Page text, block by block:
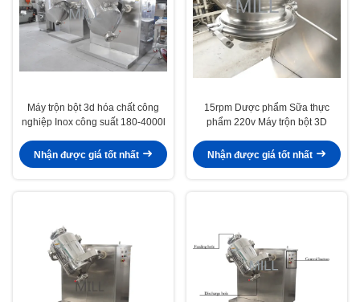
Máy trộn bột 3d hóa chất công
nghiệp Inox công suất 180-4000l
Nhận được giá tốt nhất
15rpm Dược phẩm Sữa thực
phẩm 220v Máy trộn bột 3D
Nhận được giá tốt nhất